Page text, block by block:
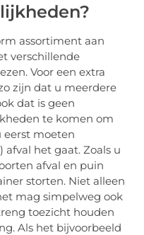
assortiment aan
verschillende
Voor een extra
zijn dat u meerdere
dat is geen
te komen om
eerst moeten
het gaat. Zoals u
afval en puin
storten. Niet alleen
mag simpelweg ook
toezicht houden
Als het bijvoorbeeld